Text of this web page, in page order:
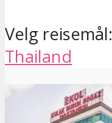
Velg reisemål:
Thailand